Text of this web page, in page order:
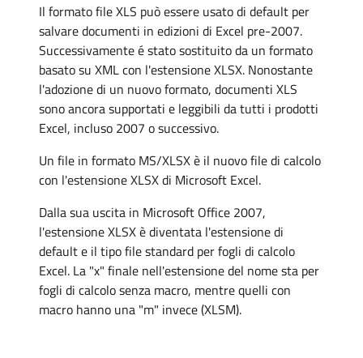
Il formato file XLS può essere usato di default per
salvare documenti in edizioni di Excel pre-2007.
Successivamente é stato sostituito da un formato
basato su XML con l'estensione XLSX. Nonostante
l'adozione di un nuovo formato, documenti XLS
sono ancora supportati e leggibili da tutti i prodotti
Excel, incluso 2007 o successivo.
Un file in formato MS/XLSX è il nuovo file di calcolo
con l'estensione XLSX di Microsoft Excel.
Dalla sua uscita in Microsoft Office 2007,
l'estensione XLSX è diventata l'estensione di
default e il tipo file standard per fogli di calcolo
Excel. La "x" finale nell'estensione del nome sta per
fogli di calcolo senza macro, mentre quelli con
macro hanno una "m" invece (XLSM).